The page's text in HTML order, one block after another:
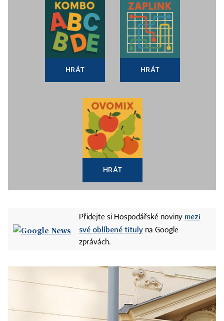
HRÁT HRÁT
HRÁT
Přidejte si Hospodářské noviny mezi
své oblíbené tituly na Google
zprávách.